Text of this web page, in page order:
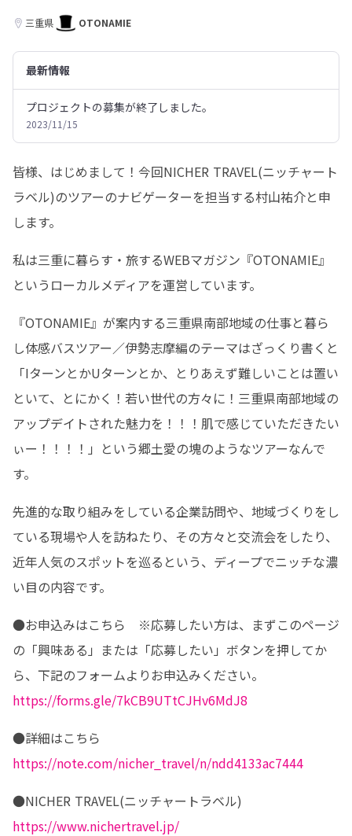
三重県 OTONAMIE
最新情報
プロジェクトの募集が終了しました。
2023/11/15
皆様、はじめまして！今回NICHER TRAVEL(ニッチャート
ラベル)のツアーのナビゲーターを担当する村山祐介と申
します。
私は三重に暮らす・旅するWEBマガジン『OTONAMIE』
というローカルメディアを運営しています。
『OTONAMIE』が案内する三重県南部地域の仕事と暮ら
し体感バスツアー／伊勢志摩編のテーマはざっくり書くと
「IターンとかUターンとか、とりあえず難しいことは置い
といて、とにかく！若い世代の方々に！三重県南部地域の
アップデイトされた魅力を！！！肌で感じていただきたい
ぃー！！！！」という郷土愛の塊のようなツアーなんで
す。
先進的な取り組みをしている企業訪問や、地域づくりをし
ている現場や人を訪ねたり、その方々と交流会をしたり、
近年人気のスポットを巡るという、ディープでニッチな濃
い目の内容です。
●お申込みはこちら　※応募したい方は、まずこのページ
の「興味ある」または「応募したい」ボタンを押してか
https://forms.gle/7kCB9UTtCJHv6MdJ8
https://note.com/nicher_travel/n/ndd4133ac7444
https://www.nichertravel.jp/